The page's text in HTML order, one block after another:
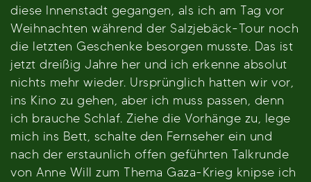
diese Innenstadt gegangen, als ich am Tag vor
Weihnachten während der Salzjebäck-Tour noch
die letzten Geschenke besorgen musste. Das ist
jetzt dreißig Jahre her und ich erkenne absolut
nichts mehr wieder. Ursprünglich hatten wir vor,
ins Kino zu gehen, aber ich muss passen, denn
ich brauche Schlaf. Ziehe die Vorhänge zu, lege
mich ins Bett, schalte den Fernseher ein und
nach der erstaunlich offen geführten Talkrunde
von Anne Will zum Thema Gaza-Krieg knipse ich